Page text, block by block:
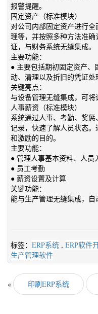
报警提醒。
固定资产（标准模块）
对公司内部固定资产进行
理等，并按照多种方法准
证，与财务系统无缝集成。
主要功能：
● 主要包括期初固定资产、
动、清理以及折旧的凭证处
关键亮点：
与设备管理无缝集成，可将
人事薪资（标准模块）
系统通过人事、考勤、奖
记录，快速了解人员状态
和激励的目的。
主要功能：
● 管理人事基本资料、人
● 员工考勤
● 薪资设置及计算
关键功能：
能与生产管理无缝集成，自
标签： ERP系统 , ERP软件
生产管理软件
« 印刷ERP系统